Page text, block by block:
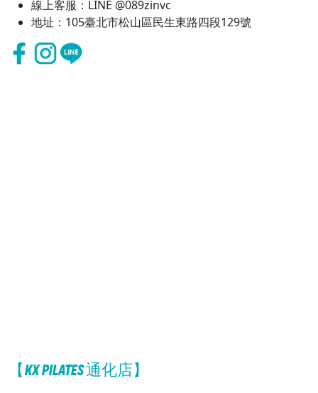
線上客服：LINE @089zinvc
地址：105臺北市松山區民生東路四段129號
【KX PILATES 通化店】